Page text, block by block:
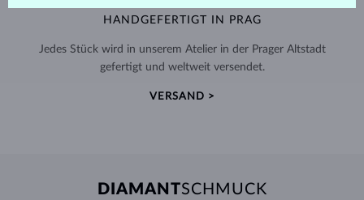
HANDGEFERTIGT IN PRAG
Jedes Stück wird in unserem Atelier in der Prager Altstadt
gefertigt und weltweit versendet.
VERSAND >
DIAMANTSCHMUCK